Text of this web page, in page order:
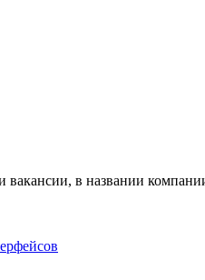
вакансии, в названии